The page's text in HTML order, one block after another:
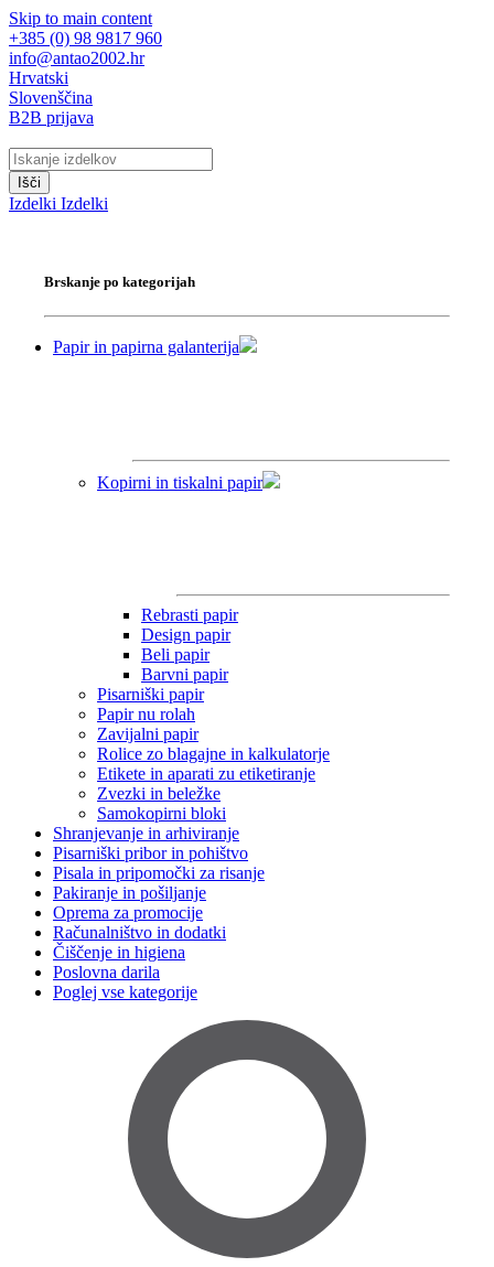
Skip to main content
+385 (0) 98 9817 960
info@antao2002.hr
Hrvatski
Slovenščina
B2B prijava
Išči
Izdelki Izdelki
Brskanje po kategorijah
Papir in papirna galanterija
Kopirni in tiskalni papir
Rebrasti papir
Design papir
Beli papir
Barvni papir
Pisarniški papir
Papir nu rolah
Zavijalni papir
Rolice zo blagajne in kalkulatorje
Etikete in aparati zu etiketiranje
Zvezki in beležke
Samokopirni bloki
Shranjevanje in arhiviranje
Pisarniški pribor in pohištvo
Pisala in pripomočki za risanje
Pakiranje in pošiljanje
Oprema za promocije
Računalništvo in dodatki
Čiščenje in higiena
Poslovna darila
Poglej vse kategorije